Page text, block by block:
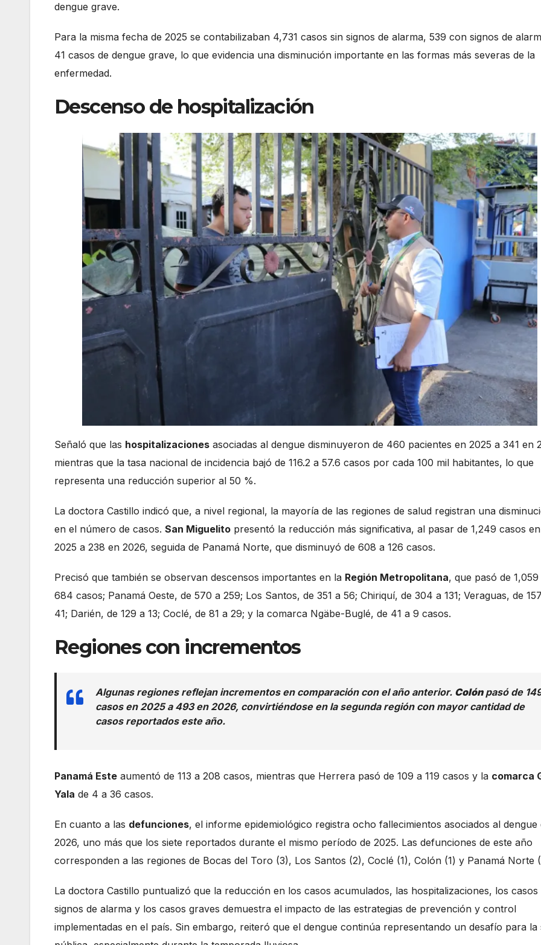
dengue grave.
Para la misma fecha de 2025 se contabilizaban 4,731 casos sin signos de alarma, 539 con signos de
41 casos de dengue grave, lo que evidencia una disminución importante en las formas más severas de la
enfermedad.
Descenso de hospitalización
Señaló que las hospitalizaciones asociadas al dengue disminuyeron de 460 pacientes en 2025 a 341 en
mientras que la tasa nacional de incidencia bajó de 116.2 a 57.6 casos por cada 100 mil habitantes, lo que
representa una reducción superior al 50 %.
La doctora Castillo indicó que, a nivel regional, la mayoría de las regiones de salud registran una
en el número de casos. San Miguelito presentó la reducción más significativa, al pasar de 1,249 casos en
2025 a 238 en 2026, seguida de Panamá Norte, que disminuyó de 608 a 126 casos.
Precisó que también se observan descensos importantes en la Región Metropolitana, que pasó de 1,059
684 casos; Panamá Oeste, de 570 a 259; Los Santos, de 351 a 56; Chiriquí, de 304 a 131; Veraguas, de
41; Darién, de 129 a 13; Coclé, de 81 a 29; y la comarca Ngäbe-Buglé, de 41 a 9 casos.
Regiones con incrementos
Algunas regiones reflejan incrementos en comparación con el año anterior. Colónpasó de
casos en 2025 a 493 en 2026, convirtiéndose en la segunda región con mayor cantidad de
casos reportados este año.
Panamá Este aumentó de 113 a 208 casos, mientras que Herrera pasó de 109 a 119 casos y la comarca
Yala de 4 a 36 casos.
En cuanto a las defunciones, el informe epidemiológico registra ocho fallecimientos asociados al dengue
2026, uno más que los siete reportados durante el mismo período de 2025. Las defunciones de este año
corresponden a las regiones de Bocas del Toro (3), Los Santos (2), Coclé (1), Colón (1) y Panamá Norte
La doctora Castillo puntualizó que la reducción en los casos acumulados, las hospitalizaciones, los
signos de alarma y los casos graves demuestra el impacto de las estrategias de prevención y control
implementadas en el país. Sin embargo, reiteró que el dengue continúa representando un desafío para la